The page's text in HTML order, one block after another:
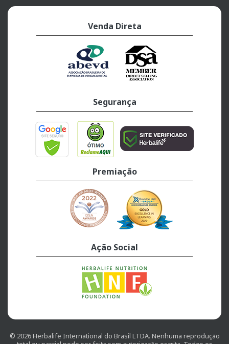
Venda Direta
Segurança
Premiação
Ação Social
© 2026 Herbalife International do Brasil LTDA. Nenhuma reprodução